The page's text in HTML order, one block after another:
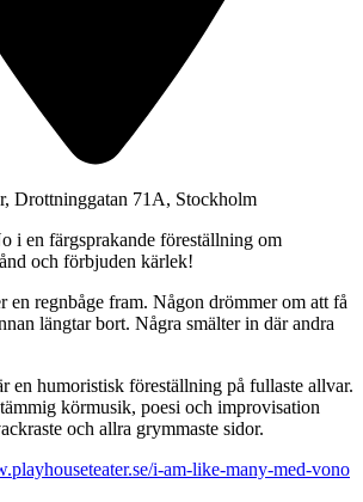
Drottninggatan 71A, Stockholm
i en färgsprakande föreställning om
och förbjuden kärlek!
en regnbåge fram. Någon drömmer om att få
längtar bort. Några smälter in där andra
humoristisk föreställning på fullaste allvar.
körmusik, poesi och improvisation
och allra grymmaste sidor.
i-am-like-many-med-vono